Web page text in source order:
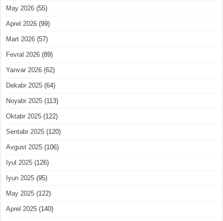
May 2026 (55)
Aprel 2026 (99)
Mart 2026 (57)
Fevral 2026 (89)
Yanvar 2026 (62)
Dekabr 2025 (64)
Noyabr 2025 (113)
Oktabr 2025 (122)
Sentabr 2025 (120)
Avgust 2025 (106)
Iyul 2025 (126)
Iyun 2025 (95)
May 2025 (122)
Aprel 2025 (140)